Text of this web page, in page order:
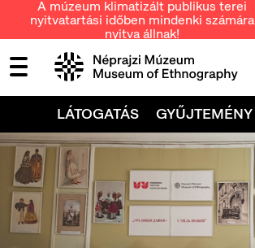
A múzeum klimatizált publikus terei
nyitvatartási időben mindenki számára
nyitva állnak!
LÁTOGATÁS GYŰJTEMÉNY